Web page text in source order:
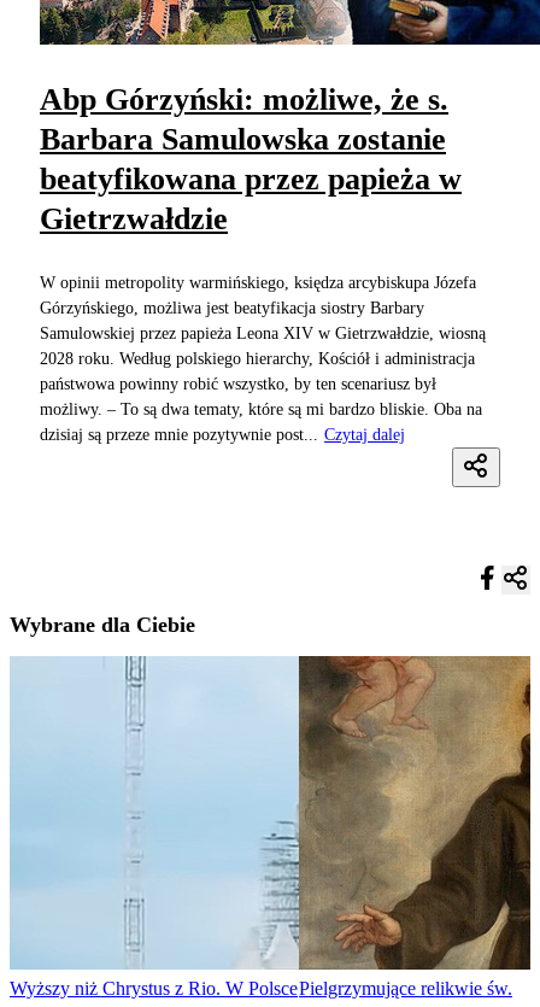
Abp Górzyński: możliwe, że s.
Barbara Samulowska zostanie
beatyfikowana przez papieża w
Gietrzwałdzie
W opinii metropolity warmińskiego, księdza arcybiskupa Józefa
Górzyńskiego, możliwa jest beatyfikacja siostry Barbary
Samulowskiej przez papieża Leona XIV w Gietrzwałdzie, wiosną
2028 roku. Według polskiego hierarchy, Kościół i administracja
państwowa powinny robić wszystko, by ten scenariusz był
możliwy. – To są dwa tematy, które są mi bardzo bliskie. Oba na
dzisiaj są przeze mnie pozytywnie post...
Czytaj dalej
Wybrane dla Ciebie
Wyższy niż Chrystus z Rio. W PolscePielgrzymujące relikwie św.